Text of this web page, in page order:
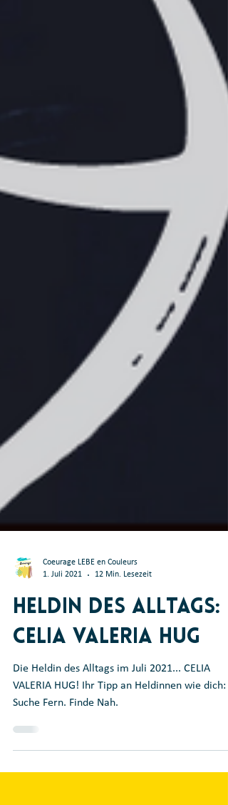
1. Juli 2021
12 Min. Lesezeit
Heldin des Alltags:
Celia Valeria Hug
Die Heldin des Alltags im Juli 2021... CELIA
Suche Fern. Finde Nah.